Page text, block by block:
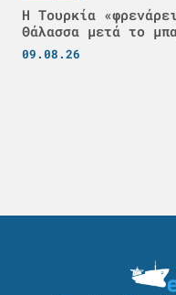
Η Τουρκία
Θάλασσα μετά το
09.08.26